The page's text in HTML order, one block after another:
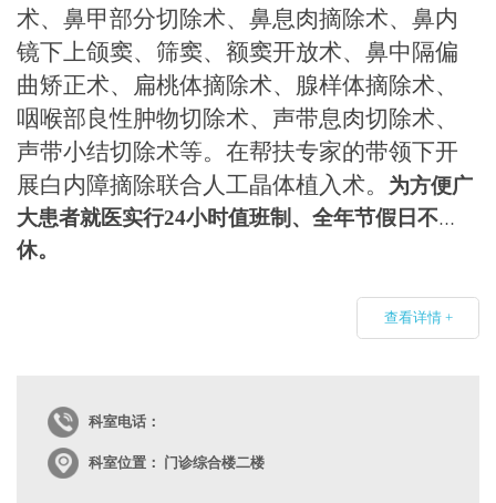
术、鼻甲部分切除术、鼻息肉摘除术、鼻内
镜下上颌窦、筛窦、额窦开放术、 鼻中隔偏
曲矫正术、
扁桃体摘除术、 腺样体摘除术、
咽喉部良性肿物切除术、 声带息肉切除术、
声带小结切除术等。 在帮扶专家的带领下开
展白内障摘除联合人工晶体植入术。
为方便广
大患者就医实行24小时值班制、全年节假日不
休。
查看详情 +
科室电话：
科室位置： 门诊综合楼二楼